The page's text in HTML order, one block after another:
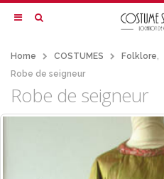
Home COSTUMES Folklore,
Robe de seigneur
Robe de seigneur